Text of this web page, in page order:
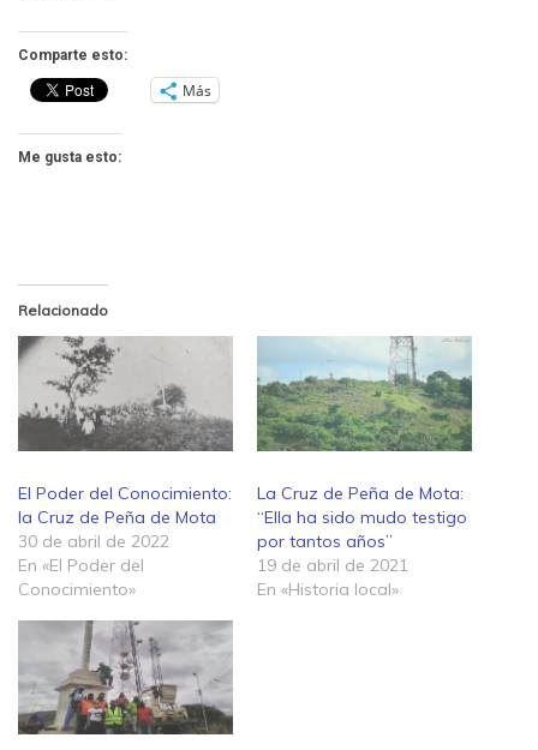
Comparte esto:
Más
Me gusta esto:
Relacionado
El Poder del Conocimiento:
la Cruz de Peña de Mota
30 de abril de 2022
En «El Poder del
Conocimiento»
La Cruz de Peña de Mota:
“Ella ha sido mudo testigo
por tantos años”
19 de abril de 2021
En «Historia local»